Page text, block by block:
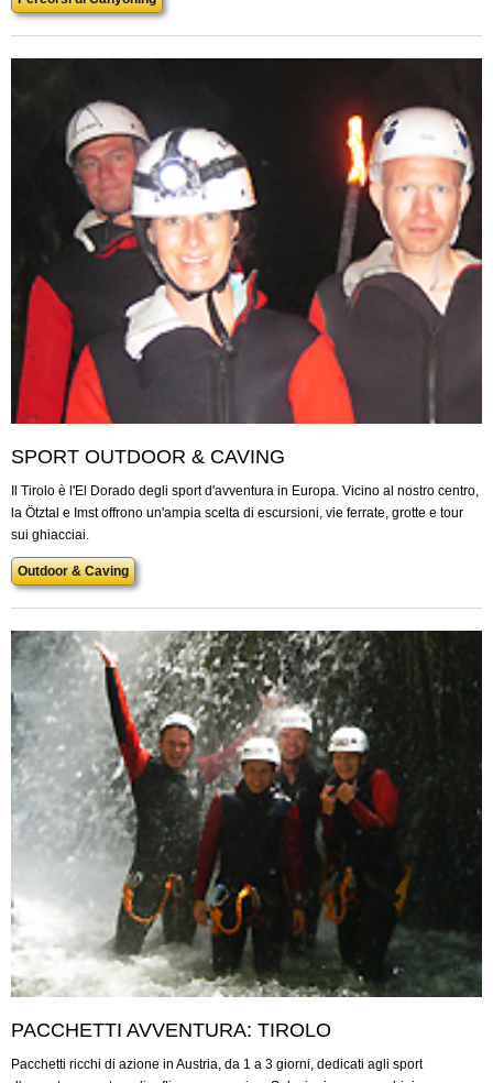
SPORT OUTDOOR & CAVING
Il Tirolo è l'El Dorado degli sport d'avventura in Europa. Vicino al nostro centro,
la Ötztal e Imst offrono un'ampia scelta di escursioni, vie ferrate, grotte e tour
sui ghiacciai.
Outdoor & Caving
PACCHETTI AVVENTURA: TIROLO
Pacchetti ricchi di azione in Austria, da 1 a 3 giorni, dedicati agli sport